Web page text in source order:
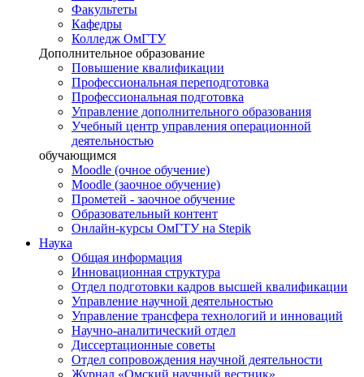
Факультеты
Кафедры
Колледж ОмГТУ
Дополнительное образование
Повышение квалификации
Профессиональная переподготовка
Профессиональная подготовка
Управление дополнительного образования
Учебный центр управления операционной
деятельностью
обучающимся
Moodle (очное обучение)
Moodle (заочное обучение)
Прометей - заочное обучение
Образовательный контент
Онлайн-курсы ОмГТУ на Stepik
Наука
Общая информация
Инновационная структура
Отдел подготовки кадров высшей квалификации
Управление научной деятельностью
Управление трансфера технологий и инноваций
Научно-аналитический отдел
Диссертационные советы
Отдел сопровождения научной деятельности
Журнал «Омский научный вестник»